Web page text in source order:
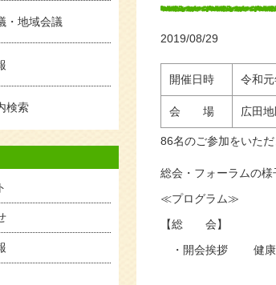
2019/08/29
開催日時 令和
会 場 広田
86名のご参加をいた
総会・フォーラムの
≪プログラム≫
【総 会】
・開会挨拶 健康
常任顧問
・地域会議
検索